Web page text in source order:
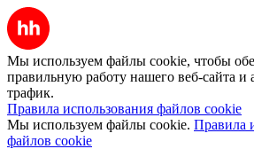
Мы используем файлы cookie, чтобы
правильную работу нашего веб-сайта и
трафик.
Правила использования файлов cookie
Мы используем файлы cookie. Правила
файлов cookie